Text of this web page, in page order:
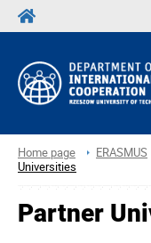
Home page ERASMUS
Universities
Partner